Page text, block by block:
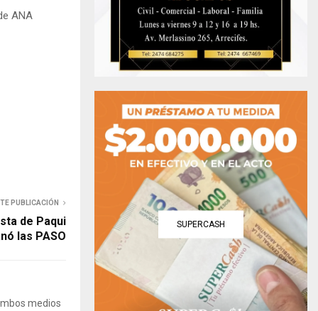
ANA
PUBLICACIÓN
de Paqui
las PASO
medios
SUPERCASH